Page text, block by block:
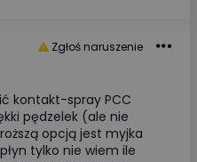
Zgłoś naruszenie
kontakt-spray PCC
pędzelek (ale nie
opcją jest myjka
tylko nie wiem ile